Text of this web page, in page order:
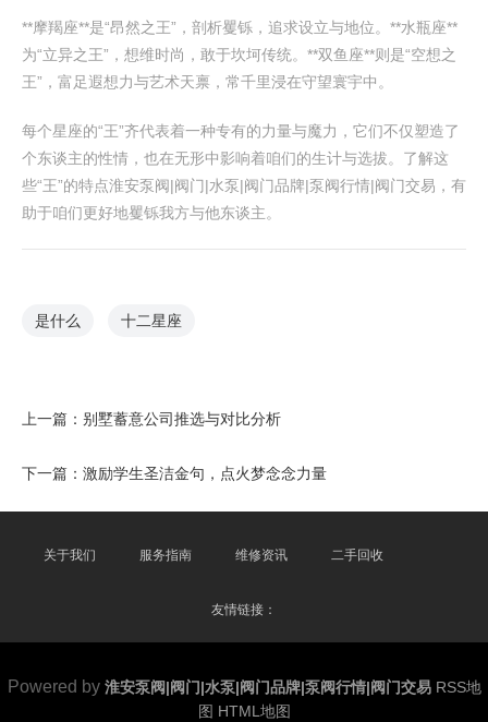
**摩羯座**是“昂然之王”，剖析矍铄，追求设立与地位。**水瓶座**
为“立异之王”，想维时尚，敢于坎坷传统。**双鱼座**则是“空想之
王”，富足遐想力与艺术天禀，常千里浸在守望寰宇中。
每个星座的“王”齐代表着一种专有的力量与魔力，它们不仅塑造了
个东谈主的性情，也在无形中影响着咱们的生计与选拔。了解这
些“王”的特点淮安泵阀|阀门|水泵|阀门品牌|泵阀行情|阀门交易，有
助于咱们更好地矍铄我方与他东谈主。
是什么 十二星座
上一篇： 别墅蓄意公司推选与对比分析
下一篇： 激励学生圣洁金句，点火梦念念力量
关于我们 服务指南 维修资讯 二手回收
友情链接：
Powered by 淮安泵阀|阀门|水泵|阀门品牌|泵阀行情|阀门交易 RSS地
图 HTML地图